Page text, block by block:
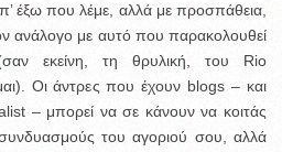
έξω που λέμε, αλλά με προσπάθεια,
ανάλογο με αυτό που παρακολουθεί
εκείνη, τη θρυλική, του Rio
Οι άντρες που έχουν blogs – και
– μπορεί να σε κάνουν να κοιτάς
του αγοριού σου, αλλά